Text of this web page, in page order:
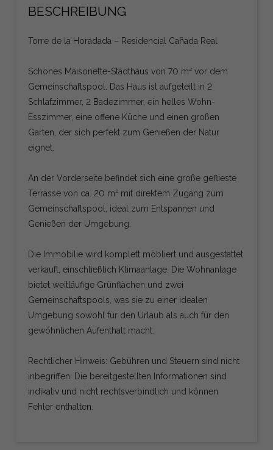
BESCHREIBUNG
Torre de la Horadada – Residencial Cañada Real
Schönes Maisonette-Stadthaus von 70 m² vor dem
Gemeinschaftspool. Das Haus ist aufgeteilt in 2
Schlafzimmer, 2 Badezimmer, ein helles Wohn-
Esszimmer, eine offene Küche und einen großen
Garten, der sich perfekt zum Genießen der Natur
eignet.
An der Vorderseite befindet sich eine große geflieste
Terrasse von ca. 20 m² mit direktem Zugang zum
Gemeinschaftspool, ideal zum Entspannen und
Genießen der Umgebung.
Die Immobilie wird komplett möbliert und ausgestattet
verkauft, einschließlich Klimaanlage. Die Wohnanlage
bietet weitläufige Grünflächen und zwei
Gemeinschaftspools, was sie zu einer idealen
Umgebung sowohl für den Urlaub als auch für den
gewöhnlichen Aufenthalt macht.
Rechtlicher Hinweis: Gebühren und Steuern sind nicht
inbegriffen. Die bereitgestellten Informationen sind
indikativ und nicht rechtsverbindlich und können
Fehler enthalten.